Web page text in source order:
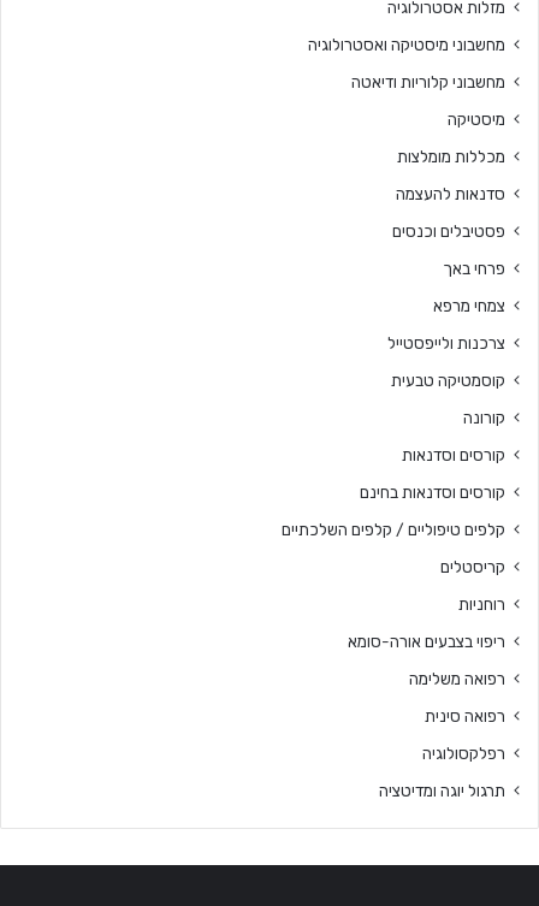
מזלות אסטרולוגיה
מחשבוני מיסטיקה ואסטרולוגיה
מחשבוני קלוריות ודיאטה
מיסטיקה
מכללות מומלצות
סדנאות להעצמה
פסטיבלים וכנסים
פרחי באך
צמחי מרפא
צרכנות ולייפסטייל
קוסמטיקה טבעית
קורונה
קורסים וסדנאות
קורסים וסדנאות בחינם
קלפים טיפוליים / קלפים השלכתיים
קריסטלים
רוחניות
ריפוי בצבעים אורה-סומא
רפואה משלימה
רפואה סינית
רפלקסולוגיה
תרגול יוגה ומדיטציה